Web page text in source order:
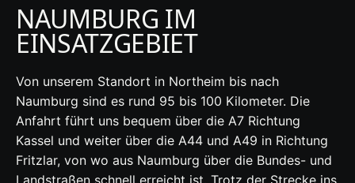
NAUMBURG IM
EINSATZGEBIET
Von unserem Standort in Northeim bis nach
Naumburg sind es rund 95 bis 100 Kilometer. Die
Anfahrt führt uns bequem über die A7 Richtung
Kassel und weiter über die A44 und A49 in Richtung
Fritzlar, von wo aus Naumburg über die Bundes- und
Landstraßen schnell erreicht ist. Trotz der Strecke ins